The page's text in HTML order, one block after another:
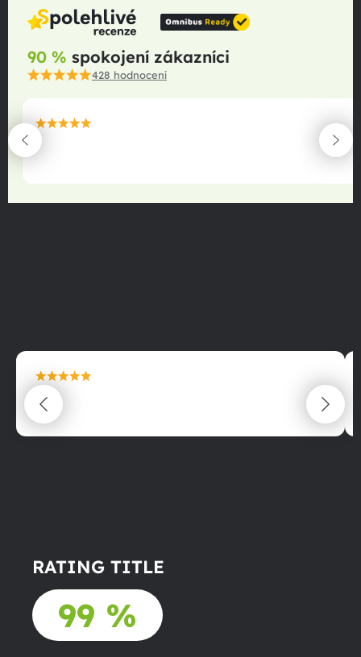
90 % spokojení zákazníci
428 hodnocení
maximální spokojenost
22.06.2025
maximální spokojenost
22.06.2025
RATING TITLE
99 %